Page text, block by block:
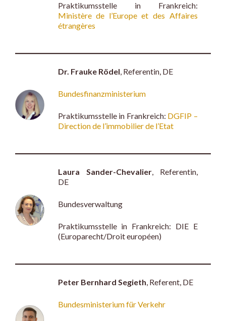
Praktikumsstelle in Frankreich:
Ministère de l’Europe et des Affaires
étrangères
Dr. Frauke Rödel, Referentin, DE
Bundesfinanzministerium
Praktikumsstelle in Frankreich: DGFIP –
Direction de l’immobilier de l’Etat
Laura Sander-Chevalier, Referentin,
DE
Bundesverwaltung
Praktikumsstelle in Frankreich: DIE E
(Europarecht/Droit européen)
Peter Bernhard Segieth, Referent, DE
Bundesministerium für Verkehr